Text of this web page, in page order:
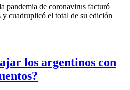
pandemia de coronavirus facturó
y cuadruplicó el total de su edición
los argentinos con